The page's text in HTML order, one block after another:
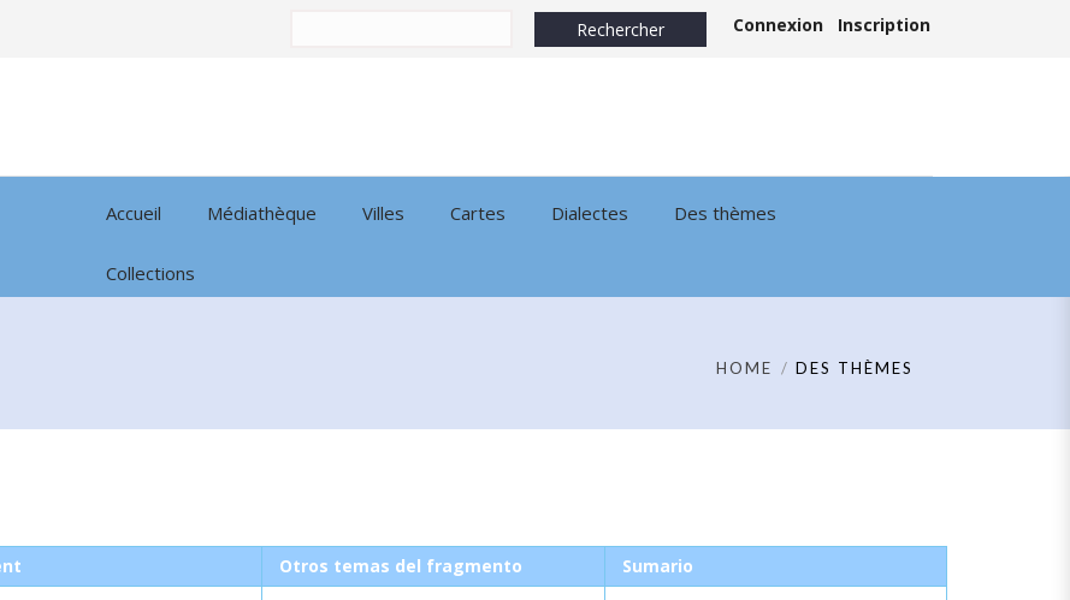
Connexion Inscription
Accueil Médiathèque Villes Cartes Dialectes Des thèmes
Collections
HOME DES THÈMES
Otros temas del fragmento Sumario